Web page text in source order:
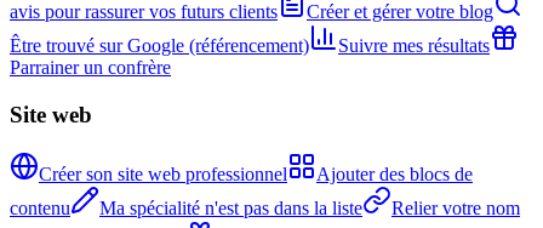
avis pour rassurer vos futurs clients
Créer et gérer votre blog
Être trouvé sur Google (référencement)
Suivre mes résultats
Parrainer un confrère
Site web
Créer son site web professionnel
Ajouter des blocs de
contenu
Ma spécialité n'est pas dans la liste
Relier votre nom